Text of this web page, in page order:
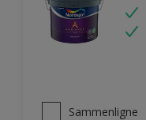
Sammenligne